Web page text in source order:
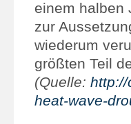
einem halben
zur
wiederum
größten Teil
(Quelle: http://
heat-wave-